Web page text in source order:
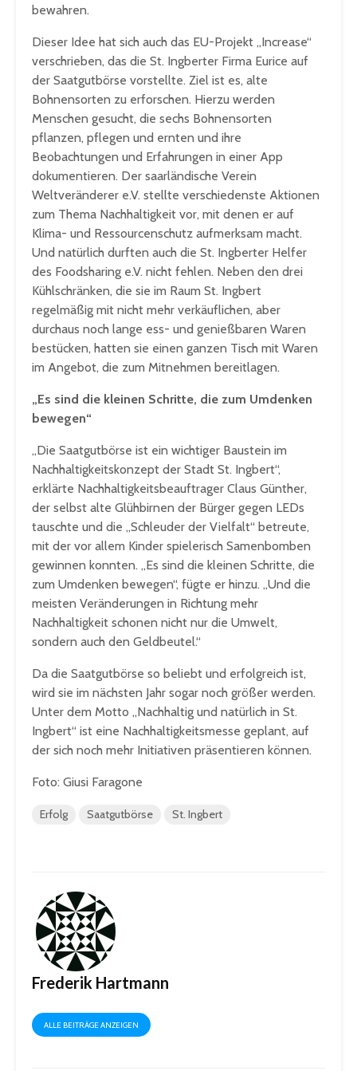
bewahren.
Dieser Idee hat sich auch das EU-Projekt „Increase“
verschrieben, das die St. Ingberter Firma Eurice auf
der Saatgutbörse vorstellte. Ziel ist es, alte
Bohnensorten zu erforschen. Hierzu werden
Menschen gesucht, die sechs Bohnensorten
pflanzen, pflegen und ernten und ihre
Beobachtungen und Erfahrungen in einer App
dokumentieren. Der saarländische Verein
Weltveränderer e.V. stellte verschiedenste Aktionen
zum Thema Nachhaltigkeit vor, mit denen er auf
Klima- und Ressourcenschutz aufmerksam macht.
Und natürlich durften auch die St. Ingberter Helfer
des Foodsharing e.V. nicht fehlen. Neben den drei
Kühlschränken, die sie im Raum St. Ingbert
regelmäßig mit nicht mehr verkäuflichen, aber
durchaus noch lange ess- und genießbaren Waren
bestücken, hatten sie einen ganzen Tisch mit Waren
im Angebot, die zum Mitnehmen bereitlagen.
„Es sind die kleinen Schritte, die zum Umdenken
bewegen“
„Die Saatgutbörse ist ein wichtiger Baustein im
Nachhaltigkeitskonzept der Stadt St. Ingbert“,
erklärte Nachhaltigkeitsbeauftrager Claus Günther,
der selbst alte Glühbirnen der Bürger gegen LEDs
tauschte und die „Schleuder der Vielfalt“ betreute,
mit der vor allem Kinder spielerisch Samenbomben
gewinnen konnten. „Es sind die kleinen Schritte, die
zum Umdenken bewegen“, fügte er hinzu. „Und die
meisten Veränderungen in Richtung mehr
Nachhaltigkeit schonen nicht nur die Umwelt,
sondern auch den Geldbeutel.“
Da die Saatgutbörse so beliebt und erfolgreich ist,
wird sie im nächsten Jahr sogar noch größer werden.
Unter dem Motto „Nachhaltig und natürlich in St.
Ingbert“ ist eine Nachhaltigkeitsmesse geplant, auf
der sich noch mehr Initiativen präsentieren können.
Foto: Giusi Faragone
Erfolg Saatgutbörse St. Ingbert
Frederik Hartmann
ALLE BEITRÄGE ANZEIGEN